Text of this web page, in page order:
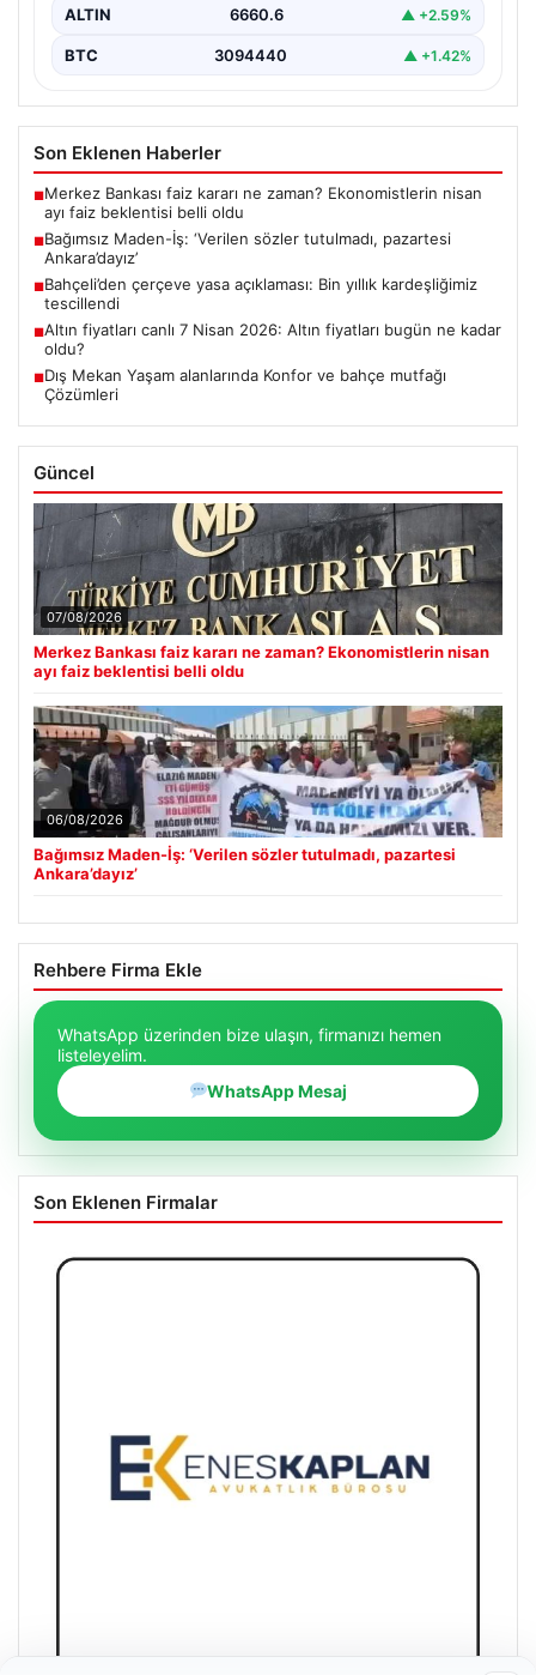
ALTIN 6660.6 ▲ +2.59%
BTC 3094440 ▲ +1.42%
Son Eklenen Haberler
■Merkez Bankası faiz kararı ne zaman? Ekonomistlerin nisan
ayı faiz beklentisi belli oldu
■Bağımsız Maden-İş: ‘Verilen sözler tutulmadı, pazartesi
Ankara’dayız’
■Bahçeli’den çerçeve yasa açıklaması: Bin yıllık kardeşliğimiz
tescillendi
■Altın fiyatları canlı 7 Nisan 2026: Altın fiyatları bugün ne kadar
oldu?
■Dış Mekan Yaşam alanlarında Konfor ve bahçe mutfağı
Çözümleri
Güncel
07/08/2026
Merkez Bankası faiz kararı ne zaman? Ekonomistlerin nisan
ayı faiz beklentisi belli oldu
06/08/2026
Bağımsız Maden-İş: ‘Verilen sözler tutulmadı, pazartesi
Ankara’dayız’
Rehbere Firma Ekle
WhatsApp üzerinden bize ulaşın, firmanızı hemen
listeleyelim.
WhatsApp Mesaj
Son Eklenen Firmalar